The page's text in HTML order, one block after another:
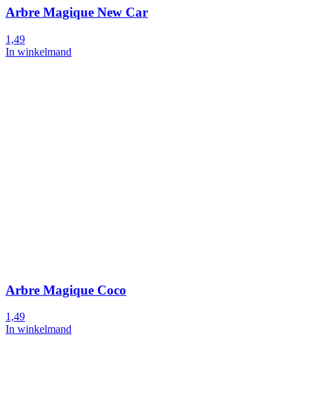
Arbre Magique New Car
1,49
In winkelmand
Arbre Magique Coco
1,49
In winkelmand